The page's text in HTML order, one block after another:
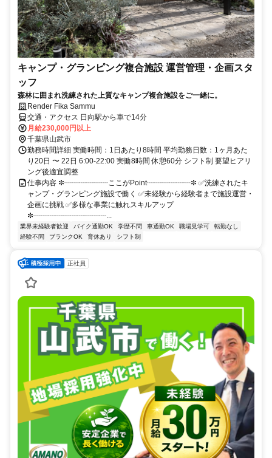
キャンプ・グランピング複合施設 運営管理・企画スタ
ッフ
森林に囲まれ洗練された上質なキャンプ複合施設をご一緒に。
Render Fika Sammu
交通・アクセス 日向駅から車で14分
月給230,000円以上
千葉県山武市
勤務時間詳細 実働時間：1日あたり8時間 平均勤務日数：1ヶ月あた
り20日 〜 22日 6:00-22:00 実働8時間 休憩60分 シフト制 要望ヒアリ
ング後適宜調整
仕事内容 ✼┈┈┈┈┈┈ここがPoint┈┈┈┈┈┈✼ ✅洗練されたキ
ャンプ・グランピング施設で働く ✅未経験から経験者まで施設運営・
企画に挑戦 ✅多様な事業に触れスキルアップ
✼┈┈┈┈┈┈┈┈┈┈...
業界未経験者歓迎 バイク通勤OK 学歴不問 車通勤OK 職場見学可
転勤なし
経験不問
ブランクOK 育休あり シフト制
正社員